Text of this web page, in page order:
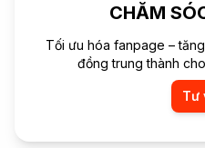
CHĂM
Tối ưu hóa fanpage –
đồng trung thành
Tư